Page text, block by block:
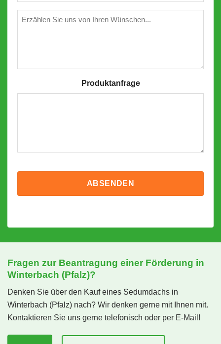
(erforderlich)
Wünschen
Produktanfrage
Fragen zur Beantragung einer Förderung in
Winterbach (Pfalz)?
Denken Sie über den Kauf eines Sedumdachs in
Winterbach (Pfalz) nach? Wir denken gerne mit Ihnen mit.
Kontaktieren Sie uns gerne telefonisch oder per E-Mail!